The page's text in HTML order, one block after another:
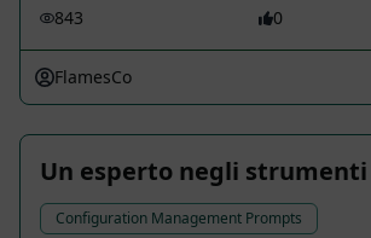
843 0
FlamesCo
Un esperto negli
Configuration Management Prompts